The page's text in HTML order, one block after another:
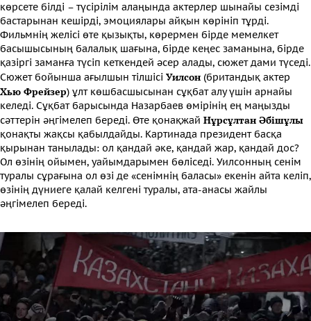
көрсете білді – түсірілім алаңында актерлер шынайы сезімді
бастарынан кешірді, эмоциялары айқын көрініп тұрді.
Фильмнің желісі өте қызықты, көрермен бірде мемелкет
басышысының балалық шағына, бірде кеңес заманына, бірде
қазіргі заманға түсіп кеткендей әсер алады, сюжет дами түседі.
Сюжет бойынша ағылшын тілшісі Уилсон (британдық актер
Хью Фрейзер) ұлт көшбасшысынан сұқбат алу үшін арнайы
келеді. Сұқбат барысында Назарбаев өмірінің ең маңызды
сәттерін әңгімелеп береді. Өте қонақжай Нұрсұлтан Әбішұлы
қонақты жақсы қабылдайды. Картинада президент басқа
қырынан танылады: ол қандай әке, қандай жар, қандай дос?
Ол өзінің ойымен, уайымдарымен бөліседі. Уилсонның сенім
туралы сұрағына ол өзі де «сенімнің баласы» екенін айта келіп,
өзінің дүниеге қалай келгені туралы, ата-анасы жайлы
әңгімелеп береді.